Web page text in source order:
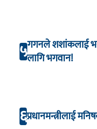
५गगनले शशांकलाई भने-
लागि भगवान!
६प्रधानमन्त्रीलाई